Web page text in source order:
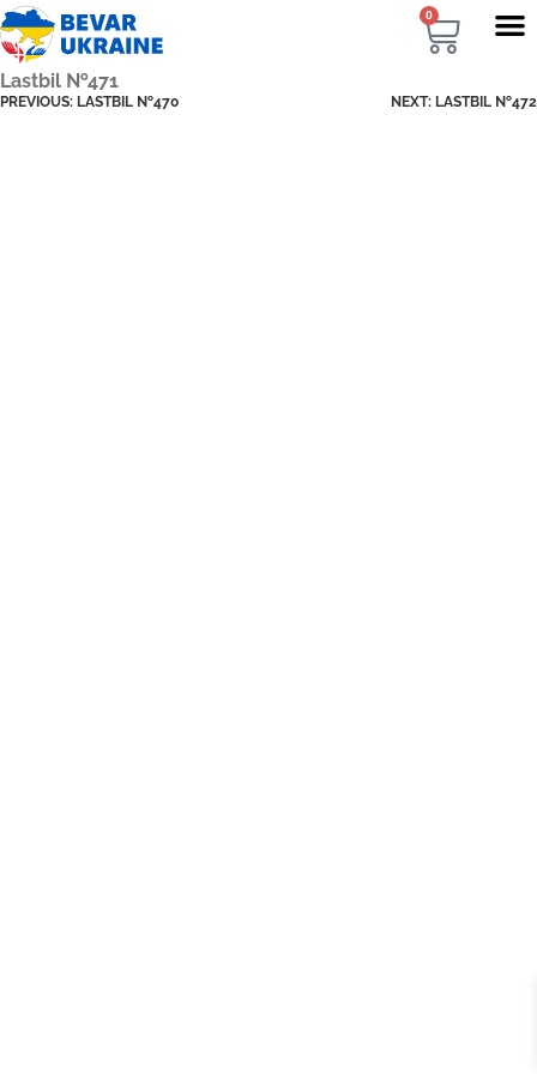
0
Lastbil №471
PREVIOUS: LASTBIL №470 NEXT: LASTBIL №472